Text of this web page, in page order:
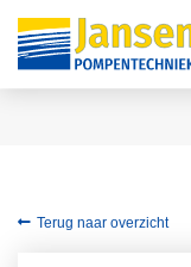
Terug naar overzicht